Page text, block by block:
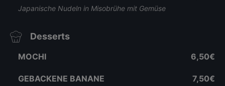
Japanische Nudeln in Misobrühe mit Gemüse
Desserts
MOCHI 6,50€
GEBACKENE BANANE 7,50€